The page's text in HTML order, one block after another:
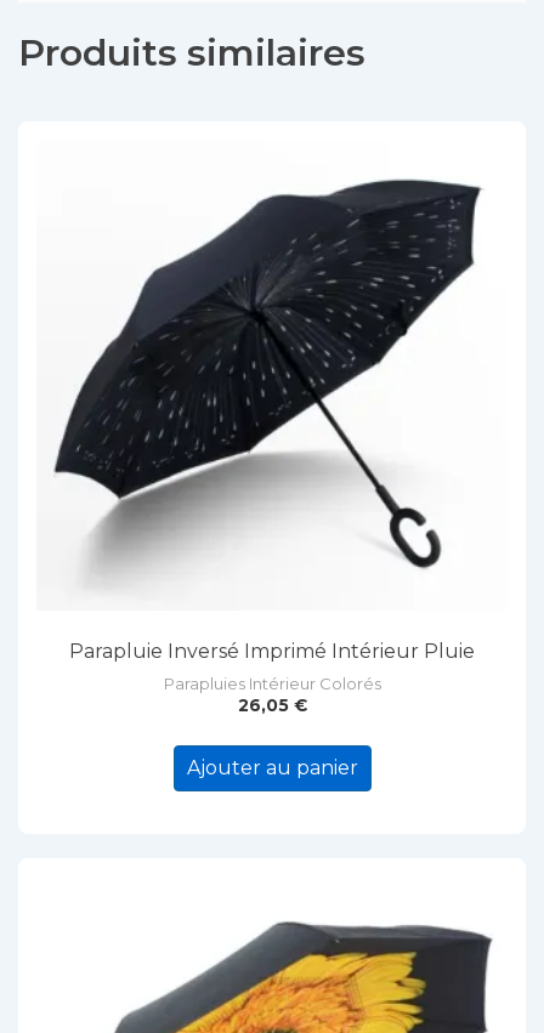
Produits similaires
Parapluie Inversé Imprimé Intérieur Pluie
Parapluies Intérieur Colorés
26,05 €
Ajouter au panier